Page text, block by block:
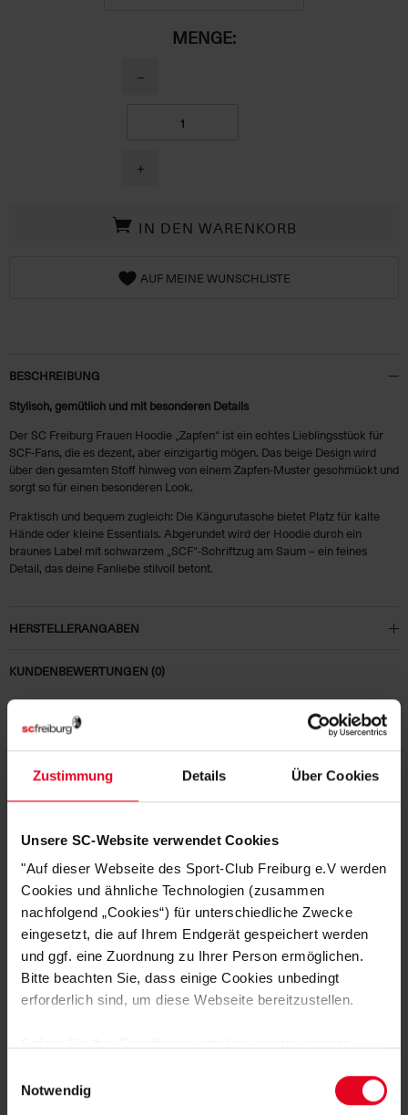
Zustimmung Details Über Cookies
Unsere SC-Website verwendet Cookies
"Auf dieser Webseite des Sport-Club Freiburg e.V werden
Cookies und ähnliche Technologien (zusammen
nachfolgend „Cookies“) für unterschiedliche Zwecke
eingesetzt, die auf Ihrem Endgerät gespeichert werden
und ggf. eine Zuordnung zu Ihrer Person ermöglichen.
Bitte beachten Sie, dass einige Cookies unbedingt
erforderlich sind, um diese Webseite bereitzustellen.
Daten von Ihnen (z.B. persönlichen Identifikatoren oder
IP-Adressen) verarbeitet werden. Durch Klicken auf den
Notwendig
MENGE:
−
+
IN DEN WARENKORB
AUF MEINE WUNSCHLISTE
BESCHREIBUNG
Stylisch, gemütlich und mit besonderen Details
Der SC Freiburg Frauen Hoodie „Zapfen“ ist ein echtes Lieblingsstück für
SCF-Fans, die es dezent, aber einzigartig mögen. Das beige Design wird
über den gesamten Stoff hinweg von einem Zapfen-Muster geschmückt und
sorgt so für einen besonderen Look.
Praktisch und bequem zugleich: Die Kängurutasche bietet Platz für kalte
Hände oder kleine Essentials. Abgerundet wird der Hoodie durch ein
braunes Label mit schwarzem „SCF“-Schriftzug am Saum – ein feines
Detail, das deine Fanliebe stilvoll betont.
HERSTELLERANGABEN
KUNDENBEWERTUNGEN (0)
Artikelnummer:
DAS KÖNNTE DIR AUCH
GEFALLEN
SALE